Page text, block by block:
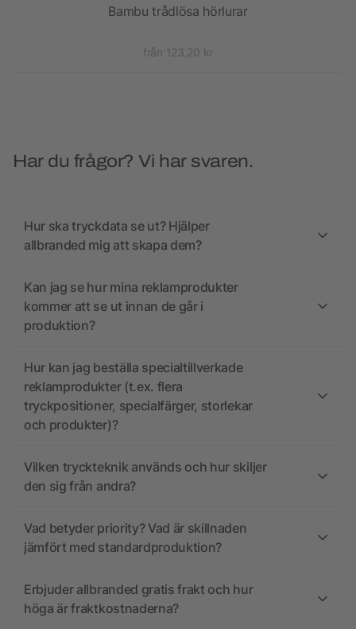
Bambu trådlösa hörlurar
från 123,20 kr
Har du frågor? Vi har svaren.
Hur ska tryckdata se ut? Hjälper
allbranded mig att skapa dem?
Kan jag se hur mina reklamprodukter
kommer att se ut innan de går i
produktion?
Hur kan jag beställa specialtillverkade
reklamprodukter (t.ex. flera
tryckpositioner, specialfärger, storlekar
och produkter)?
Vilken tryckteknik används och hur skiljer
den sig från andra?
Vad betyder priority? Vad är skillnaden
jämfört med standardproduktion?
Erbjuder allbranded gratis frakt och hur
höga är fraktkostnaderna?